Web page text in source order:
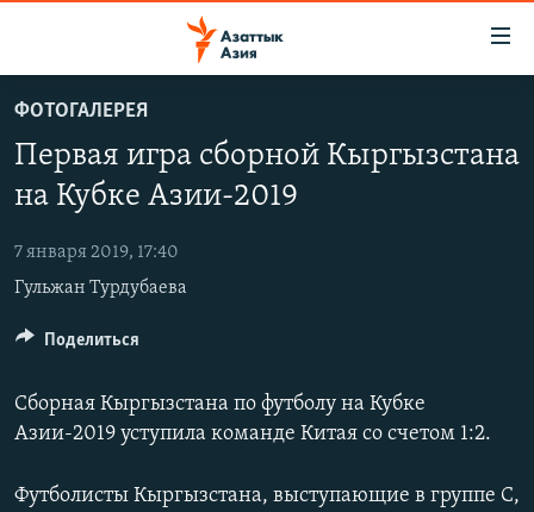
основному
содержанию
Вернутся
навигации
Вернутся
поиску
КАЗАХСТАН
КЫРГЫЗСТАН
УЗБЕКИСТАН
ТАДЖИКИСТАН
НОВОСТИ
ВОЙНА В УКРАИНЕ
НА ДРУГИХ ЯЗЫКАХ
ҚАЗАҚША
КЫРГЫЗЧА
ТОҶИКӢ
Все сайты РСЕ/РС
ФОТОГАЛЕРЕЯ
Первая игра сборной Кыргызстана
на Кубке Азии-2019
7 января 2019, 17:40
Гульжан Турдубаева
Сборная Кыргызстана по футболу на Кубке
Азии-2019 уступила команде Китая со счетом 1:2.
Футболисты Кыргызстана, выступающие в группе С,
Поделиться